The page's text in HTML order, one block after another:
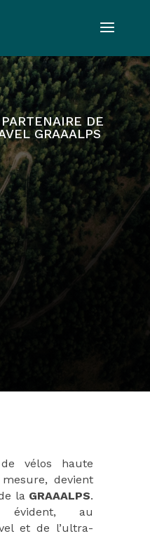
DE
GRAAALPS
vélos haute
devient
la GRAAALPS.
évident, au
et de l’ultra-